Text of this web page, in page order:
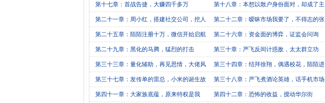
第十七章：首战告捷，大赚四千多万 第十八章：本想以散户身份面对，却成了主
第二十一章：周小红，搭建社交公司，挖人 第二十二章：暧昧市场我要了，不得志的张
第二十五章：陌陌注册十万，微信开始启航 第二十六章：资金面的博弈，证监会问询
第二十九章：黑化的马腾，猛烈的打击 第三十章：严飞反间计惑敌，太太群立功
第三十三章：量化辅助，再见思情，大佬风 第三十四章：结拜徐翔，偶遇校花，陌陌进
第三十七章：发传单的雷总，小米的诞生故 第三十八章：严飞煮酒论英雄，话手机市场
第四十一章：大家族底蕴，原来特权是我 第四十二章：恐怖的收益，搅动华尔街